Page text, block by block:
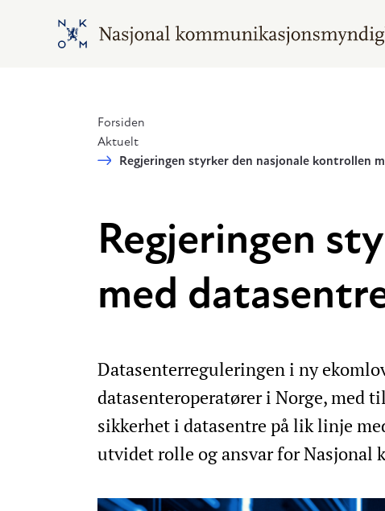
Hopp til hovedinnhold
Gå til hovedsiden
Forsiden
Aktuelt
Regjeringen styrker den nasjonale kontrollen
Regjeringen
med
Datasenterreguleringen i ny
datasenteroperatører i Norge, med
sikkerhet i datasentre på lik linje
utvidet rolle og ansvar for Nasjonal